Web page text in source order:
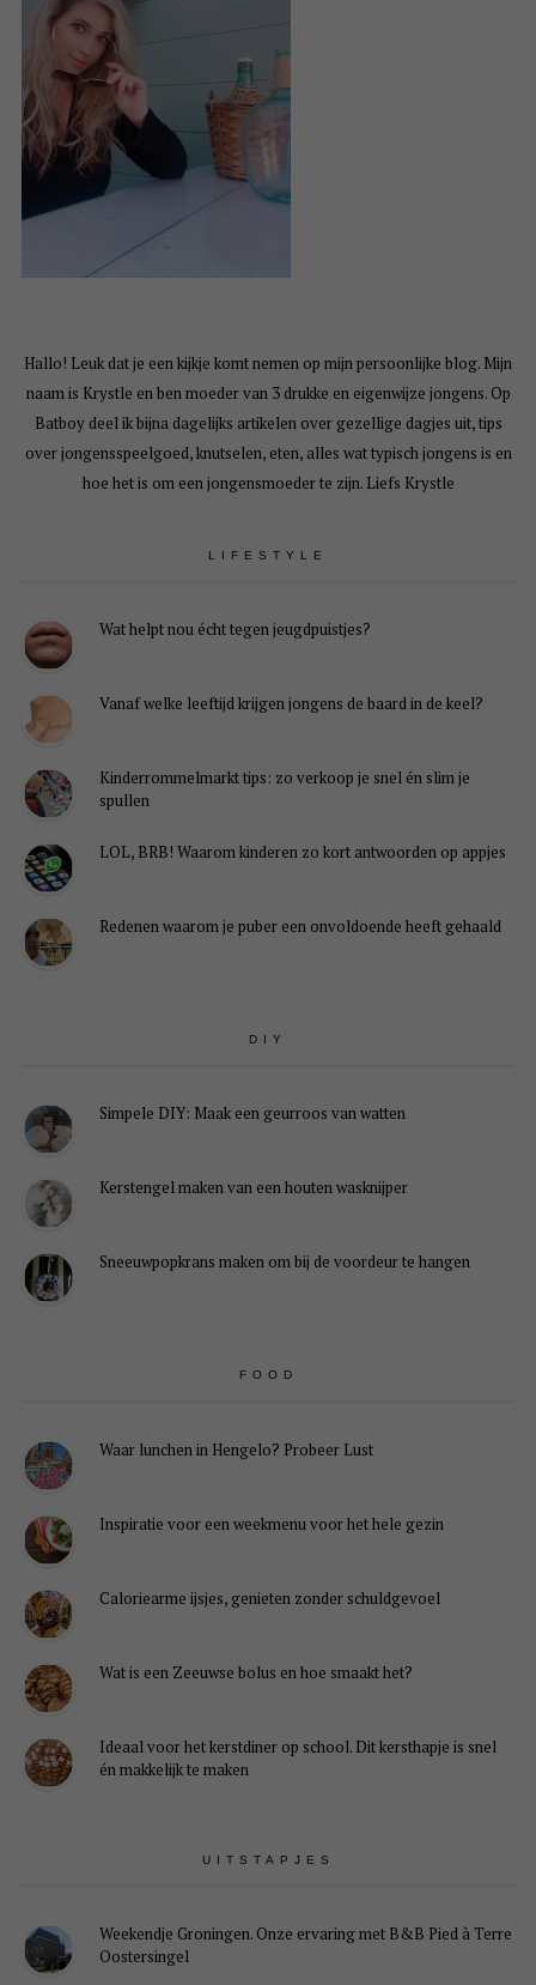
Hallo! Leuk dat je een kijkje komt nemen op mijn persoonlijke blog. Mijn
naam is Krystle en ben moeder van 3 drukke en eigenwijze jongens. Op
Batboy deel ik bijna dagelijks artikelen over gezellige dagjes uit, tips
over jongensspeelgoed, knutselen, eten, alles wat typisch jongens is en
hoe het is om een jongensmoeder te zijn. Liefs Krystle
LIFESTYLE
Wat helpt nou écht tegen jeugdpuistjes?
Vanaf welke leeftijd krijgen jongens de baard in de keel?
Kinderrommelmarkt tips: zo verkoop je snel én slim je
spullen
LOL, BRB! Waarom kinderen zo kort antwoorden op appjes
Redenen waarom je puber een onvoldoende heeft gehaald
DIY
Simpele DIY: Maak een geurroos van watten
Kerstengel maken van een houten wasknijper
Sneeuwpopkrans maken om bij de voordeur te hangen
FOOD
Waar lunchen in Hengelo? Probeer Lust
Inspiratie voor een weekmenu voor het hele gezin
Caloriearme ijsjes, genieten zonder schuldgevoel
Wat is een Zeeuwse bolus en hoe smaakt het?
Ideaal voor het kerstdiner op school. Dit kersthapje is snel
én makkelijk te maken
UITSTAPJES
Weekendje Groningen. Onze ervaring met B&B Pied à Terre
Oostersingel